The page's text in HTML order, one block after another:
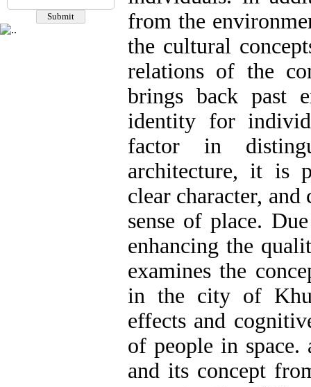
from the
the cultural
relations of the
brings back past
identity for
factor in
architecture, it is
clear character, and
sense of place.
enhancing the
examines the
in the city of
effects and
of people in space.
and its concept